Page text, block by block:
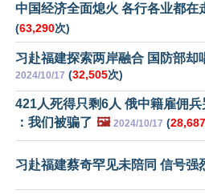
中国经济全面熄火 各行各业都在
(63,290次)
习赴福建探索两岸融合 国防部却
2024/10/17 (32,505次)
421人死得只剩6人 俄中籍雇佣
：我们被骗了 🖼️ 2024/10/17 (28,687
习赴福建蔡奇罕见未陪同 信号强